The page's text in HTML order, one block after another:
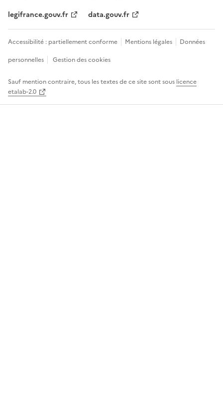
legifrance.gouv.fr
data.gouv.fr
Accessibilité : partiellement conforme Mentions légales
Données
personnelles
Gestion des cookies
Sauf mention contraire, tous les textes de ce site sont sous licence
etalab-2.0